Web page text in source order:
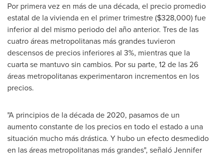
Por primera vez en más de una década, el precio promedio
estatal de la vivienda en el primer trimestre ($328,000) fue
inferior al del mismo periodo del año anterior. Tres de las
cuatro áreas metropolitanas más grandes tuvieron
descensos de precios inferiores al 3%, mientras que la
cuarta se mantuvo sin cambios. Por su parte, 12 de las 26
áreas metropolitanas experimentaron incrementos en los
precios.
"A principios de la década de 2020, pasamos de un
aumento constante de los precios en todo el estado a una
situación mucho más drástica. Y hubo un efecto desmedido
en las áreas metropolitanas más grandes", señaló Jennifer